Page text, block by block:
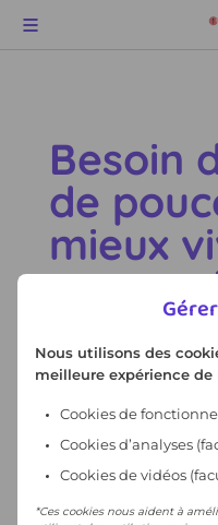
Nous utilisons des
meilleure expérience
Cookies de
Cookies d’analyses
Cookies de vidéos
*Ces cookies nous aident à